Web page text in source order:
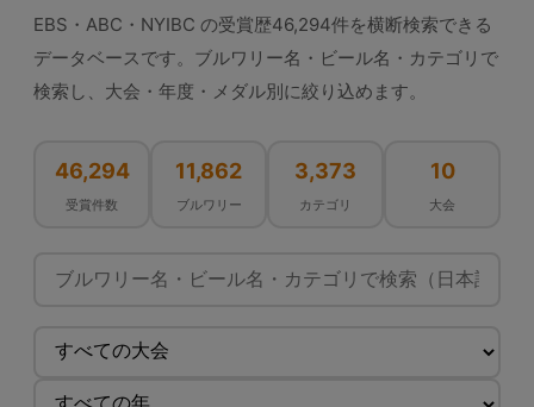
EBS・ABC・NYIBC の受賞歴46,294件を横断検索できる
データベースです。ブルワリー名・ビール名・カテゴリで
検索し、大会・年度・メダル別に絞り込めます。
46,294
受賞件数
11,862
ブルワリー
3,373
カテゴリ
10
大会